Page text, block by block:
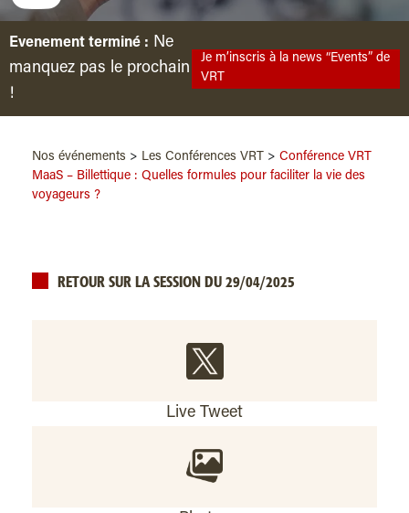
Evenement terminé : Ne
manquez pas le prochain
!
Je m’inscris à la news “Events” de
VRT
Nos événements > Les Conférences VRT > Conférence VRT
MaaS – Billettique : Quelles formules pour faciliter la vie des
voyageurs ?
RETOUR SUR LA SESSION DU 29/04/2025
Live Tweet